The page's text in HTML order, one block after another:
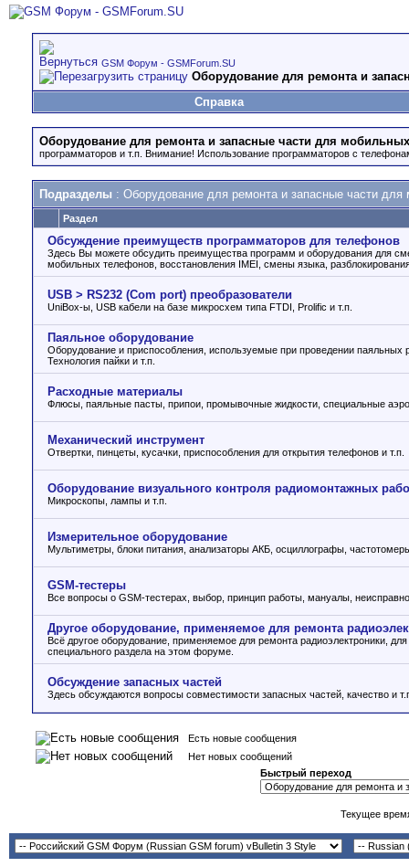
GSM Форум - GSMForum.SU
Оборудование для ремонта и
Справка
Оборудование для ремонта и запасные части для
программаторов и т.п. Внимание! Использование программаторов с
Подразделы : Оборудование для ремонта и запасные части
Раздел
Обсуждение преимуществ программаторов для телефонов
Здесь Вы можете обсудить преимущества программ и оборудования для
мобильных телефонов, восстановления IMEI, смены языка,
USB > RS232 (Com port) преобразователи
UniBox-ы, USB кабели на базе микросхем типа FTDI, Prolific и т.п.
Паяльное оборудование
Оборудование и приспособления, используемые при проведении паяльных
Технология пайки и т.п.
Расходные материалы
Флюсы, паяльные пасты, припои, промывочные жидкости, специальные
Механический инструмент
Отвертки, пинцеты, кусачки, приспособления для открытия телефонов и т.п.
Оборудование визуального контроля радиомонтажных
Микроскопы, лампы и т.п.
Измерительное оборудование
Мультиметры, блоки питания, анализаторы АКБ, осциллографы,
GSM-тестеры
Все вопросы о GSM-тестерах, выбор, принцип работы, мануалы,
Другое оборудование, применяемое для ремонта
Всё другое оборудование, применяемое для ремонта радиоэлектроники, для
специального раздела на этом форуме.
Обсуждение запасных частей
Здесь обсуждаются вопросы совместимости запасных частей, качество и
Есть новые сообщения
Нет новых сообщений
Быстрый переход
Текущее